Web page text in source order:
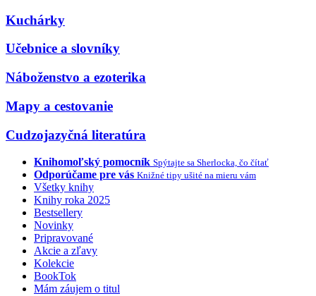
Kuchárky
Učebnice a slovníky
Náboženstvo a ezoterika
Mapy a cestovanie
Cudzojazyčná literatúra
Knihomoľský pomocník Spýtajte sa Sherlocka, čo čítať
Odporúčame pre vás Knižné tipy ušité na mieru vám
Všetky knihy
Knihy roka 2025
Bestsellery
Novinky
Pripravované
Akcie a zľavy
Kolekcie
BookTok
Mám záujem o titul